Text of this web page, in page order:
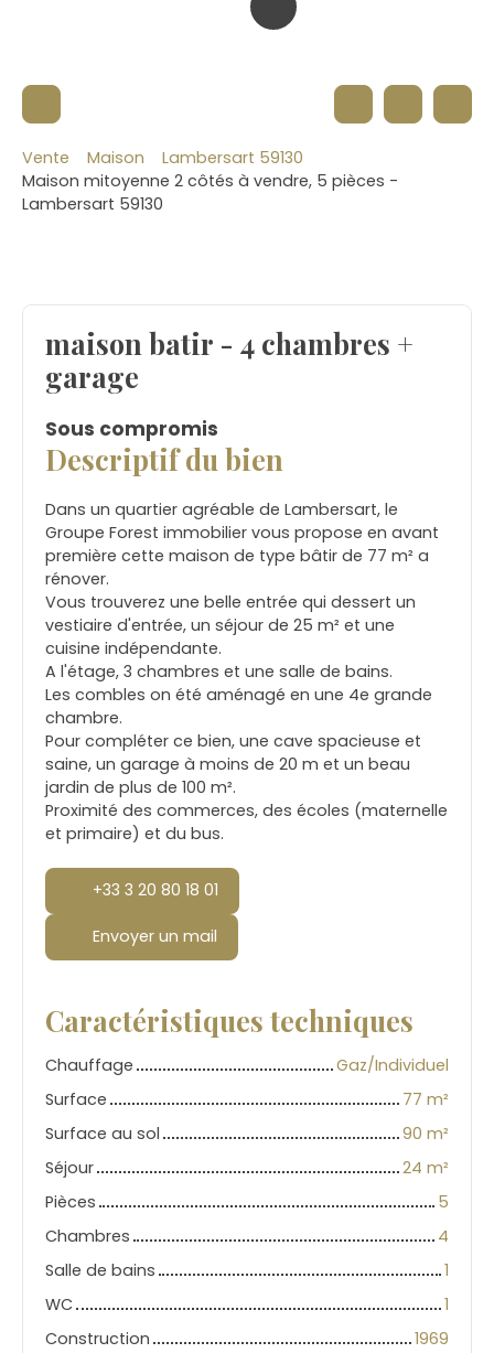
Vente Maison
Lambersart 59130
Maison mitoyenne 2 côtés à vendre, 5 pièces -
Lambersart 59130
maison batir - 4 chambres +
garage
Sous compromis
Descriptif du bien
Dans un quartier agréable de Lambersart, le
Groupe Forest immobilier vous propose en avant
première cette maison de type bâtir de 77 m² a
rénover.
Vous trouverez une belle entrée qui dessert un
vestiaire d'entrée, un séjour de 25 m² et une
cuisine indépendante.
A l'étage, 3 chambres et une salle de bains.
Les combles on été aménagé en une 4e grande
chambre.
Pour compléter ce bien, une cave spacieuse et
saine, un garage à moins de 20 m et un beau
jardin de plus de 100 m².
Proximité des commerces, des écoles (maternelle
et primaire) et du bus.
+33 3 20 80 18 01
Envoyer un mail
Caractéristiques techniques
Chauffage
Gaz/Individuel
Surface
77 m²
Surface au sol
90 m²
Séjour
24 m²
Pièces
5
Chambres
4
Salle de bains
1
WC
1
Construction
1969